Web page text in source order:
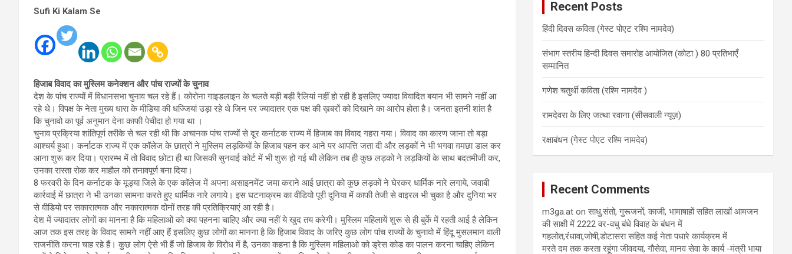
Sufi Ki Kalam Se
हिजाब विवाद का मुस्लिम कनेक्शन और पांच राज्यों के चुनाव
देश के पांच राज्यों में विधानसभा चुनाव चल रहे हैं। कोरोना गाइडलाइन के चलते बड़ी बड़ी रैलियां नहीं हो रही है इसलिए ज्यादा विवादित बयान भी सामने नहीं आ
रहे थे। विपक्ष के नेता मुख्य धारा के मीडिया की धज्जियां उड़ा रहे थे जिन पर ज्यादातर एक पक्ष की ख़बरों को दिखाने का आरोप होता है। जनता इतनी शांत है
कि चुनावो का पूर्व अनुमान देना काफी पेचीदा हो गया था ।
चुनाव प्रक्रिया शांतिपूर्ण तरीके से चल रही थी कि अचानक पांच राज्यों से दूर कर्नाटक राज्य में हिजाब का विवाद गहरा गया। विवाद का कारण जाना तो बड़ा
आश्चर्य हुआ। कर्नाटक राज्य में एक कॉलेज के छात्रों ने मुस्लिम लड़कियों के हिजाब पहन कर आने पर आपत्ति जता दी और लड़कों ने भी भगवा ग़मछा डाल कर
आना शुरू कर दिया। प्रारम्भ में तो विवाद छोटा ही था जिसकी सुनवाई कोर्ट में भी शुरू हो गई थी लेकिन तब ही कुछ लड़को ने लड़कियों के साथ बदतमीजी कर,
उनका रास्ता रोक कर माहौल को तनावपूर्ण बना दिया।
8 फरवरी के दिन कर्नाटक के मूड्या जिले के एक कॉलेज में अपना असाइनमेंट जमा कराने आई छात्रा को कुछ लड़कों ने घेरकर धार्मिक नारे लगाये, जवाबी
कार्रवाई में छात्रा ने भी उनका सामना करते हुए धार्मिक नारे लगाये। इस घटनाक्रम का वीडियो पूरी दुनिया में काफी तेजी से वाइरल भी चुका है और दुनिया भर
से वीडियो पर सकारात्मक और नकारात्मक दोनों तरह की प्रतिक्रियाएं आ रही है।
देश में ज्यादातर लोगों का मानना है कि महिलाओं को क्या पहनना चाहिए और क्या नहीं ये खुद तय करेगी। मुस्लिम महिलायें शुरू से ही बुर्के में रहती आई है लेकिन
आज तक इस तरह के विवाद सामने नहीं आए हैं इसलिए कुछ लोगों का मानना है कि हिजाब विवाद के जरिए कुछ लोग पांच राज्यों के चुनावो में हिंदू मुसलमान वाली
राजनीति करना चाह रहे हैं। कुछ लोग ऐसे भी हैं जो हिजाब के विरोध में है, उनका कहना है कि मुस्लिम महिलाओ को ड्रेस कोड का पालन करना चाहिए लेकिन
Recent Posts
हिंदी दिवस कविता (गेस्ट पोएट रश्मि नामदेव)
संभाग स्तरीय हिन्दी दिवस समारोह आयोजित (कोटा ) 80 प्रतिभाएँ
सम्मानित
गणेश चतुर्थी कविता (रश्मि नामदेव )
रामदेवरा के लिए जत्था रवाना (सीसवाली न्यूज़)
रक्षाबंधन (गेस्ट पोएट रश्मि नामदेव)
Recent Comments
m3ga.at onसाधु,संतो, गुरूजनों, काजी, भामाषाहों सहित लाखों आमजन
की साक्षी में 2222 वर-वधु बंधे विवाह के बंधन में
गहलोत,रंधावा,जोषी,डोटासरा सहित कई नेता पधारे कार्यक्रम में
मरते दम तक करता रहूंगा जीवदया, गौसेवा, मानव सेवा के कार्य -मंत्री भाया